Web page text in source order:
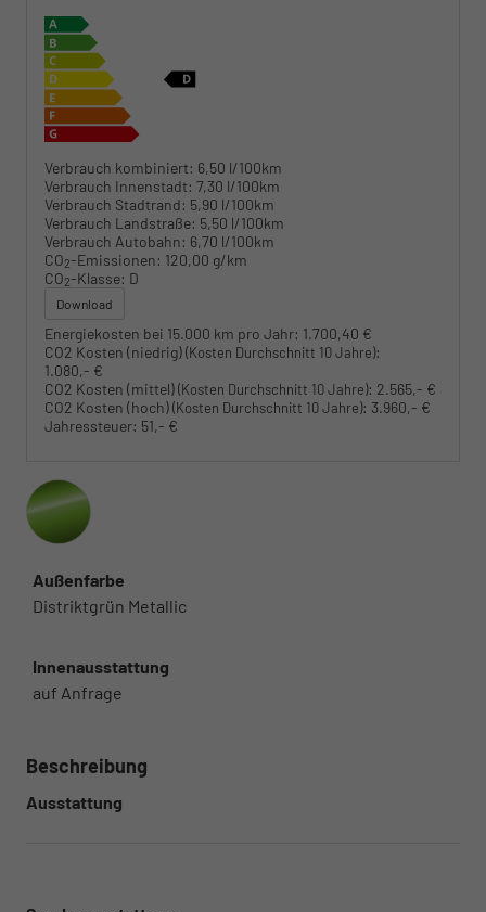
Verbrauch kombiniert: 6,50 l/100km
Verbrauch Innenstadt: 7,30 l/100km
Verbrauch Stadtrand: 5,90 l/100km
Verbrauch Landstraße: 5,50 l/100km
Verbrauch Autobahn: 6,70 l/100km
CO2-Emissionen: 120,00 g/km
CO2-Klasse: D
Download
Energiekosten bei 15.000 km pro Jahr: 1.700,40 €
CO2 Kosten (niedrig)(Kosten Durchschnitt 10 Jahre):
1.080,- €
CO2 Kosten (mittel)(Kosten Durchschnitt 10 Jahre): 2.565,- €
CO2 Kosten (hoch)(Kosten Durchschnitt 10 Jahre): 3.960,- €
Jahressteuer: 51,- €
Außenfarbe
Distriktgrün Metallic
Innenausstattung
auf Anfrage
Beschreibung
Ausstattung